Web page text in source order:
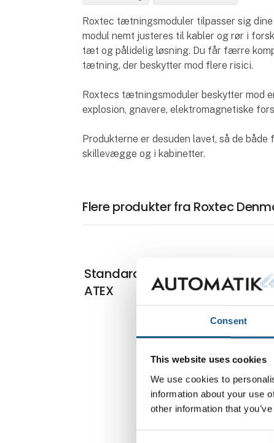
Consent
This website uses cookies
We use cookies to
information about your use
other information that
Roxtec tætningsmoduler tilpasser sig
modul nemt justeres til kabler og rør i
tæt og pålidelig løsning. Du får færre
tætning, der beskytter mod flere risici.
Roxtecs tætningsmoduler beskytter mod
explosion, gnavere, elektromagnetiske
Produkterne er desuden lavet, så de
skillevægge og i kabinetter.
Flere produkter fra Roxtec
Standard, Cabinet, UG, EMC,
ATEX